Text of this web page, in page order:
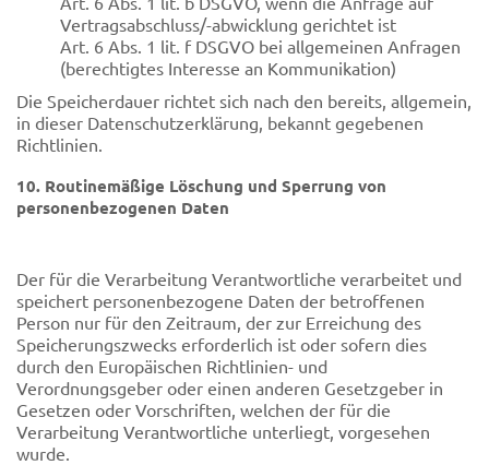
Vertragsabschluss/-abwicklung gerichtet ist
Art. 6 Abs. 1 lit. f DSGVO bei allgemeinen Anfragen
(berechtigtes Interesse an Kommunikation)
Die Speicherdauer richtet sich nach den bereits, allgemein,
in dieser Datenschutzerklärung, bekannt gegebenen
Richtlinien.
10. Routinemäßige Löschung und Sperrung von
personenbezogenen Daten
Der für die Verarbeitung Verantwortliche verarbeitet und
speichert personenbezogene Daten der betroffenen
Person nur für den Zeitraum, der zur Erreichung des
Speicherungszwecks erforderlich ist oder sofern dies
durch den Europäischen Richtlinien- und
Verordnungsgeber oder einen anderen Gesetzgeber in
Gesetzen oder Vorschriften, welchen der für die
Verarbeitung Verantwortliche unterliegt, vorgesehen
wurde.